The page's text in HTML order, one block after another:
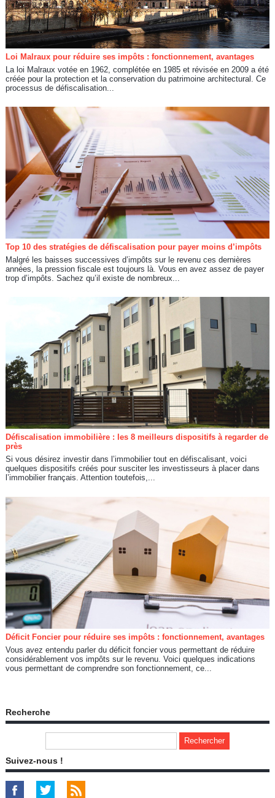
Loi Malraux pour réduire ses impôts : fonctionnement, avantages
La loi Malraux votée en 1962, complétée en 1985 et révisée en 2009 a été
créée pour la protection et la conservation du patrimoine architectural. Ce
processus de défiscalisation...
Top 10 des stratégies de défiscalisation pour payer moins d’impôts
Malgré les baisses successives d’impôts sur le revenu ces dernières
années, la pression fiscale est toujours là. Vous en avez assez de payer
trop d’impôts. Sachez qu’il existe de nombreux...
Défiscalisation immobilière : les 8 meilleurs dispositifs à regarder de
près
Si vous désirez investir dans l’immobilier tout en défiscalisant, voici
quelques dispositifs créés pour susciter les investisseurs à placer dans
l’immobilier français. Attention toutefois,...
Déficit Foncier pour réduire ses impôts : fonctionnement, avantages
Vous avez entendu parler du déficit foncier vous permettant de réduire
considérablement vos impôts sur le revenu. Voici quelques indications
vous permettant de comprendre son fonctionnement, ce...
Recherche
Suivez-nous !